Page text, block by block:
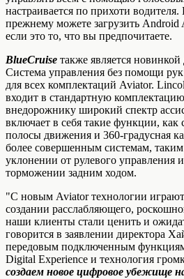
настраивается по прихоти
прежнему можете загрузить
если это то, что вы предпочитаете.
BlueCruise также является
Система управления без помощи рук
для всех комплектаций Aviator.
входит в стандартную
внедорожнику широкий спектр
включает в себя такие функции, как
полосы движения и 360-градусная
более совершенным системам,
уклонении от рулевого управления
торможении задним ходом.
"С новым Aviator технологии
создании расслабляющего,
наши клиенты стали ценить и
говорится в заявлении директора
передовым подключенным
Digital Experience и технология
создаем новое цифровое убежище